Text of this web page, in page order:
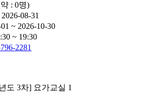
: 0명)
08-31
~ 2026-10-30
~ 19:30
2281
도 3차] 요가교실 1